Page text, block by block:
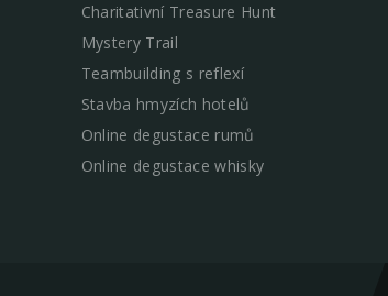
Charitativní Treasure Hunt
Mystery Trail
Teambuilding s reflexí
Stavba hmyzích hotelů
Online degustace rumů
Online degustace whisky